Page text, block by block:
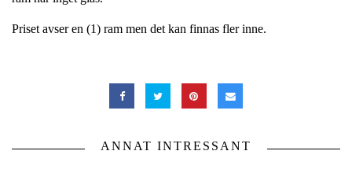
Priset avser en (1) ram men det kan finnas fler inne.
ANNAT INTRESSANT